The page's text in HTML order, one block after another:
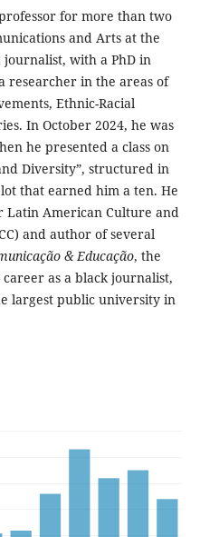
for more than two
and Arts at the
journalist, with a PhD in
researcher in the areas of
Ethnic-Racial
In October 2024, he was
he presented a class on
Diversity”, structured in
that earned him a ten. He
Latin American Culture and
and author of several
& Educação, the
as a black journalist,
largest public university in